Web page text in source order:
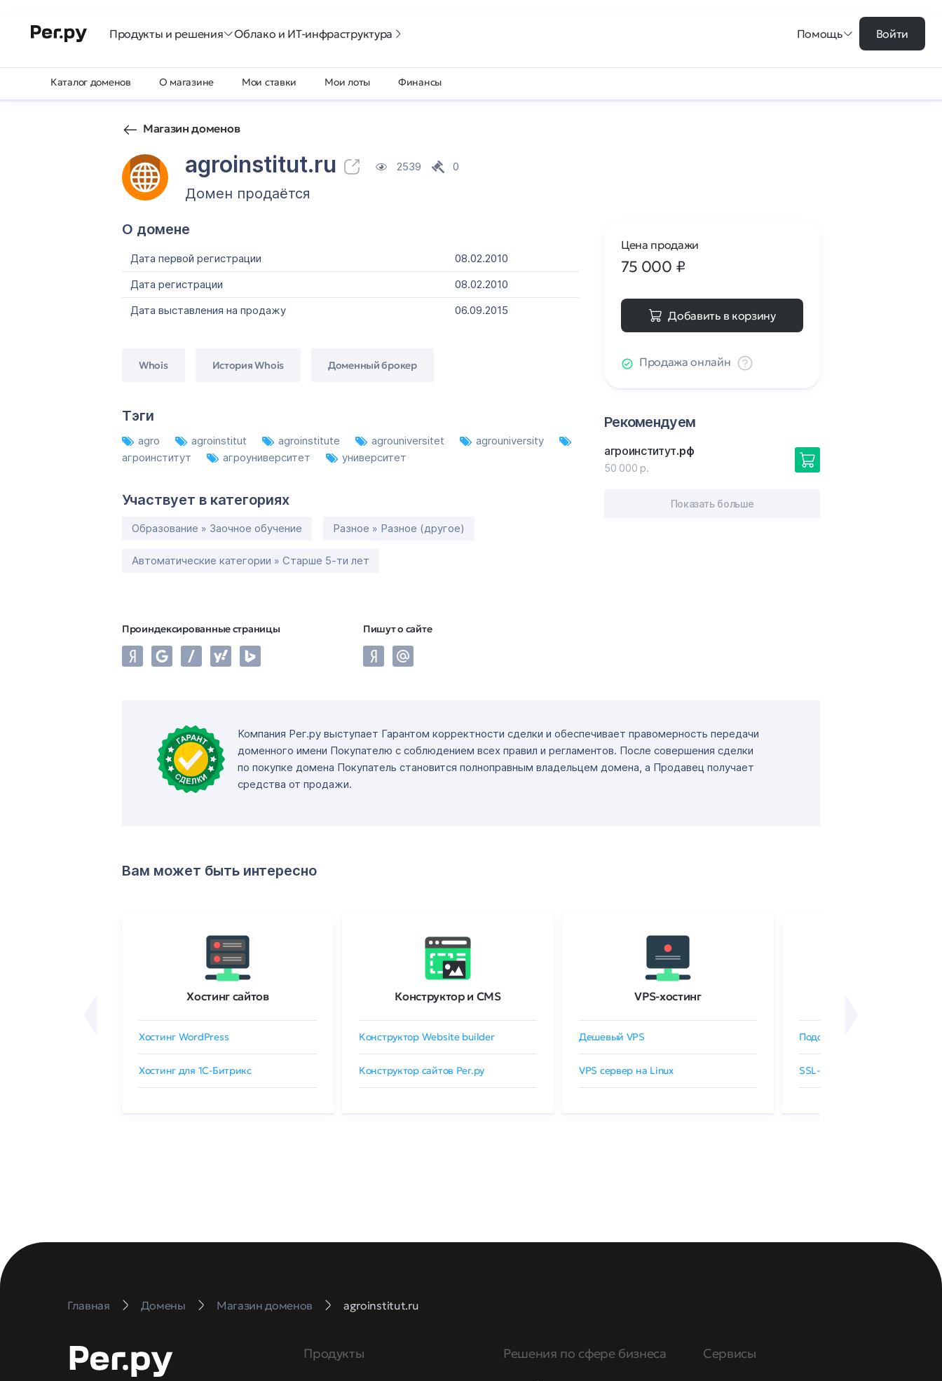
Продукты и решения Облако и ИТ-инфраструктура Помощь Войти
Каталог доменов О магазине Мои ставки Мои лоты Финансы
Магазин доменов
agroinstitut.ru 2539 0
Домен продаётся
О домене
Дата первой регистрации
08.02.2010
Дата регистрации
08.02.2010
Дата выставления на продажу
06.09.2015
Whois История Whois Доменный брокер
Тэги
agro agroinstitut agroinstitute agrouniversitet
agrouniversity
агроинститут
агроуниверситет университет
Участвует в категориях
Образование » Заочное обучение Разное » Разное (другое)
Автоматические категории » Старше 5-ти лет
Проиндексированные страницы Пишут о сайте
Цена продажи
75 000 ₽
Добавить в корзину
Продажа онлайн
Рекомендуем
агроинститут.рф
50 000 р.
Показать больше
Компания Рег.ру выступает Гарантом корректности сделки и обеспечивает правомерность передачи
доменного имени Покупателю с соблюдением всех правил и регламентов. После совершения сделки
по покупке домена Покупатель становится полноправным владельцем домена, а Продавец получает
средства от продажи.
Вам может быть интересно
Хостинг сайтов
Хостинг WordPress
Хостинг для 1C-Битрикс
Конструктор и CMS
Конструктор Website builder
Конструктор сайтов Рег.ру
VPS-хостинг
Дешевый VPS
VPS сервер на Linux
Подобрать SSL-сертификат
SSL-сертификаты GlobalSign
Главная Домены Магазин доменов agroinstitut.ru
Продукты Решения по сфере бизнеса Сервисы